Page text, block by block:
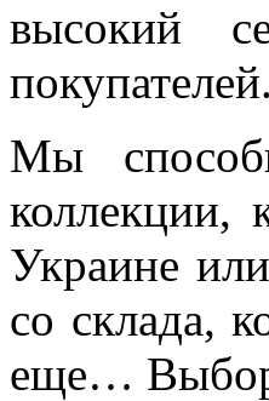
высокий
Мы
коллекции,
Украине
со склада,
еще…